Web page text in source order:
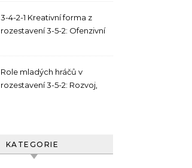
3-4-2-1 Kreativní forma z
rozestavení 3-5-2: Ofenzivní
Role mladých hráčů v
rozestavení 3-5-2: Rozvoj,
KATEGORIE